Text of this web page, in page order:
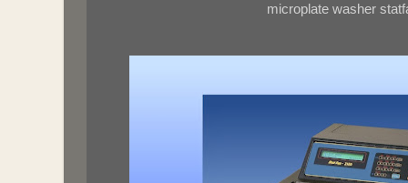
microplate washer